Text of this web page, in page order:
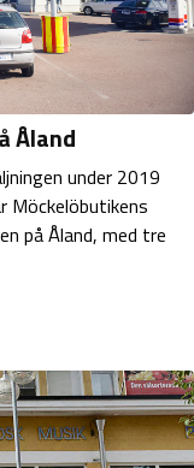
Åland
under 2019
Möckelöbutikens
på Åland, med tre